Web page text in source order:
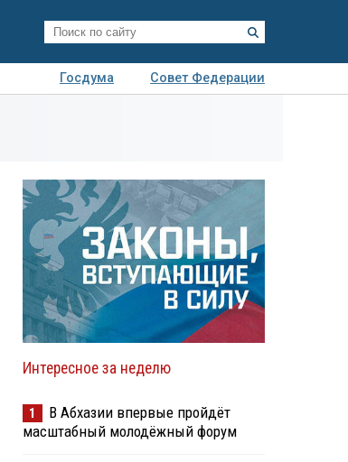
Госдума
Совет Федерации
Интересное за неделю
1
В Абхазии впервые пройдёт
масштабный молодёжный форум